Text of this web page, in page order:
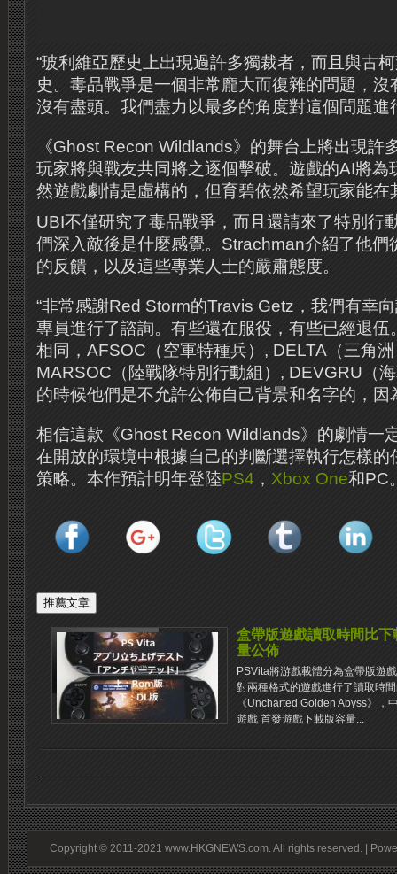
“玻利維亞歷史上出現過許多獨裁者，而且與古
史。毒品戰爭是一個非常龐大而復雜的問題，
沒有盡頭。我們盡力以最多的角度對這個問題進
《Ghost Recon Wildlands》的舞台上將出現許
玩家將與戰友共同將之逐個擊破。遊戲的AI將為
然遊戲劇情是虛構的，但育碧依然希望玩家能在
UBI不僅研究了毒品戰爭，而且還請來了特別行
們深入敵後是什麼感覺。Strachman介紹了他們
的反饋，以及這些專業人士的嚴肅態度。
“非常感謝Red Storm的Travis Getz，我們有幸
專員進行了諮詢。有些還在​​服役，有些已經退伍
相同，AFSOC（空軍特種兵）, DELTA（三角
MARSOC（陸戰隊特別行動組）, DEVGRU（
的時候他們是不允許公佈自己背景和名字的，因
相信這款《Ghost Recon Wildlands》的劇情一
在開放的環境中根據自己的判斷選擇執行怎樣的
策略。本作預計明年登陸PS4 ， Xbox One和PC
盒帶版遊戲讀取時間比
量公佈
PSVita將游戲載體分為盒帶版遊
對兩種格式的遊戲進行了讀取時
《Uncharted Golden Abyss》，
遊戲 首發遊戲下載版容量...
Copyright © 2011-2021 www.HKGNEWS.com. All rights reserved. |